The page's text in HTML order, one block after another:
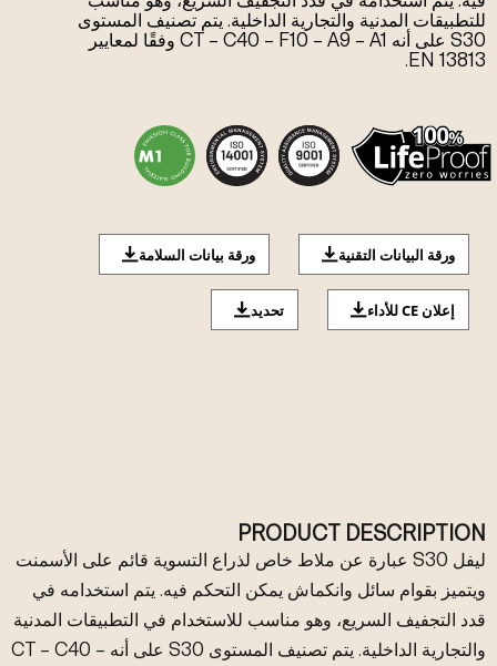
للتطبيقات المدنية والتجارية الداخلية. يتم تصنيف المستوى
S30 على أنه CT – C40 – F10 – A9 – A1 وفقًا لمعايير
EN 13813.
ورقة البيانات التقنية ورقة بيانات السلامة
إعلان CE للأداء تحديد
PRODUCT DESCRIPTION
ليفل S30 عبارة عن ملاط خاص لذراع التسوية قائم على الأسمنت
ويتميز بقوام سائل وانكماش يمكن التحكم فيه. يتم استخدامه في
قدد التجفيف السريع، وهو مناسب للاستخدام في التطبيقات المدنية
والتجارية الداخلية. يتم تصنيف المستوى S30 على أنه CT – C40 –